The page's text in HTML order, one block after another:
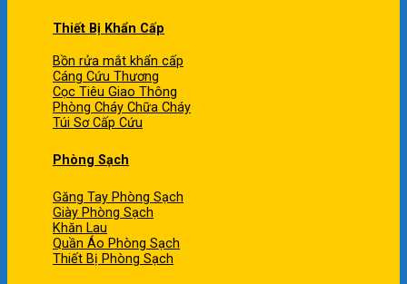
Thiết Bị Khẩn Cấp
Bồn rửa mắt khẩn cấp
Cáng Cứu Thương
Cọc Tiêu Giao Thông
Phòng Cháy Chữa Cháy
Túi Sơ Cấp Cứu
Phòng Sạch
Găng Tay Phòng Sạch
Giày Phòng Sạch
Khăn Lau
Quần Áo Phòng Sạch
Thiết Bị Phòng Sạch